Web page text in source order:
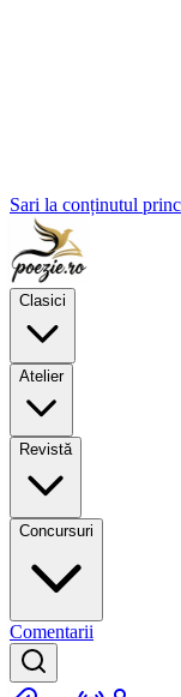
Sari la conținutul
Clasici
Atelier
Revistă
Concursuri
Comentarii